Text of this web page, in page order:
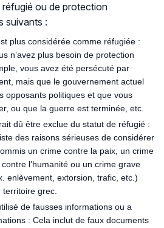
ou de protection
suivants :
plus considérée comme réfugiée :
n’avez plus besoin de protection
vous avez été persécuté par
mais que le gouvernement actuel
opposants politiques et que vous
ou que la guerre est terminée, etc.
dû être exclue du statut de réfugié :
des raisons sérieuses de considérer
un crime contre la paix, un crime
l’humanité ou un crime grave
enlèvement, extorsion, trafic, etc.)
territoire grec.
de fausses informations ou a
: Cela inclut de faux documents